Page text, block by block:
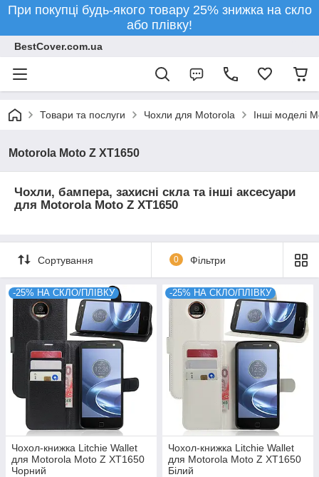
При покупці будь-якого товару 25% знижка на скло
або плівку!
BestCover.com.ua
Товари та послуги Чохли для Motorola Інші моделі
Motorola Moto Z XT1650
Чохли, бампера, захисні скла та інші аксесуари
для Motorola Moto Z XT1650
Сортування 0 Фільтри
-25% НА СКЛО/ПЛІВКУ
Чохол-книжка Litchie Wallet
для Motorola Moto Z XT1650
Чорний
-25% НА СКЛО/ПЛІВКУ
Чохол-книжка Litchie Wallet
для Motorola Moto Z XT1650
Білий